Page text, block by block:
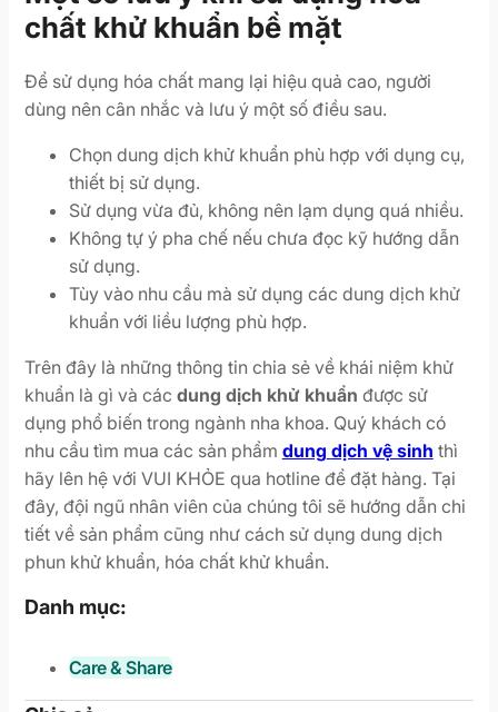
chất khử khuẩn bề mặt
Để sử dụng hóa chất mang lại hiệu quả cao, người
dùng nên cân nhắc và lưu ý một số điều sau.
Chọn dung dịch khử khuẩn phù hợp với dụng cụ,
thiết bị sử dụng.
Sử dụng vừa đủ, không nên lạm dụng quá nhiều.
Không tự ý pha chế nếu chưa đọc kỹ hướng dẫn
sử dụng.
Tùy vào nhu cầu mà sử dụng các dung dịch khử
khuẩn với liều lượng phù hợp.
Trên đây là những thông tin chia sẻ về khái niệm khử
khuẩn là gì và các dung dịch khử khuẩn được sử
dụng phổ biến trong ngành nha khoa. Quý khách có
nhu cầu tìm mua các sản phẩm dung dịch vệ sinh thì
hãy lên hệ với VUI KHỎE qua hotline để đặt hàng. Tại
đây, đội ngũ nhân viên của chúng tôi sẽ hướng dẫn chi
tiết về sản phẩm cũng như cách sử dụng dung dịch
phun khử khuẩn, hóa chất khử khuẩn.
Danh mục:
Care & Share